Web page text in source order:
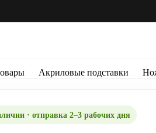
Акриловые подставки
· отправка 2–3 рабочих дня